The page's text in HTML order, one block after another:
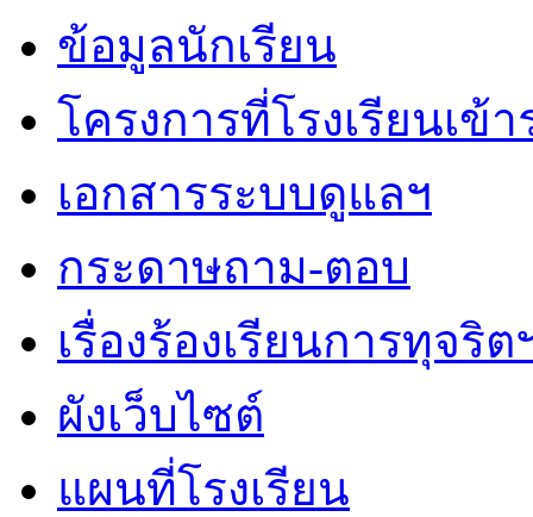
ข้อมูลนักเรียน
โครงการที่โรงเรียนเข้
เอกสารระบบดูแลฯ
กระดาษถาม-ตอบ
เรื่องร้องเรียนการทุจริต
ผังเว็บไซต์
แผนที่โรงเรียน